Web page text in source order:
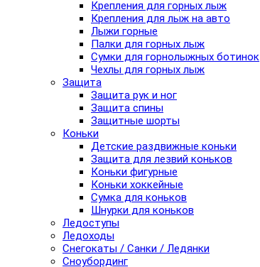
Крепления для горных лыж
Крепления для лыж на авто
Лыжи горные
Палки для горных лыж
Сумки для горнолыжных ботинок
Чехлы для горных лыж
Защита
Защита рук и ног
Защита спины
Защитные шорты
Коньки
Детские раздвижные коньки
Защита для лезвий коньков
Коньки фигурные
Коньки хоккейные
Сумка для коньков
Шнурки для коньков
Ледоступы
Ледоходы
Снегокаты / Санки / Ледянки
Сноубординг